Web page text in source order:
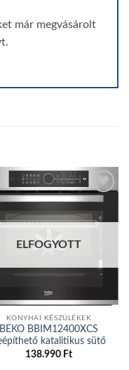
már megvásárolt
Add to
wishlist
ELFOGYOTT
KONYHAI KÉSZÜLÉKEK
BEKO BBIM12400XCS
katalitikus sütő
138.990 Ft